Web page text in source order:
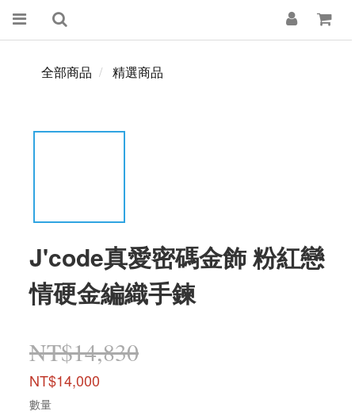
全部商品 精選商品
J'code真愛密碼金飾 粉紅戀
情硬金編織手鍊
NT$14,830
NT$14,000
數量